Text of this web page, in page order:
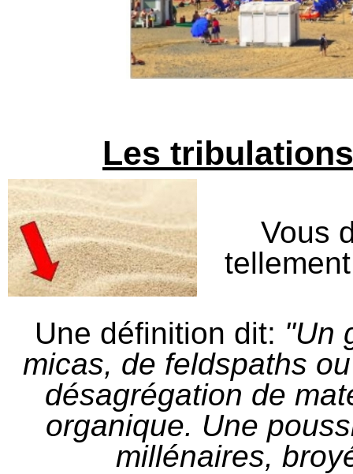
Les
Vous
Une définition dit: "Un
micas, de feldspaths
désagrégation de
organique. Une
millénaires,